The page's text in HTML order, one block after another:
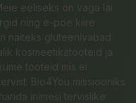
eeliseks on väga lai
ning e-poe kiire
näiteks gluteenivabad
kosmeetikatooteid ja
tooteid mis ei
Bio4You missiooniks
inimesi tervislike